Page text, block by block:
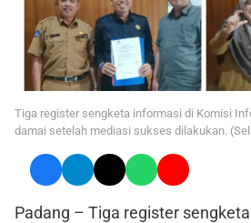
Tiga register sengketa informasi di Komisi
damai setelah mediasi sukses dilakukan.
Padang – Tiga register